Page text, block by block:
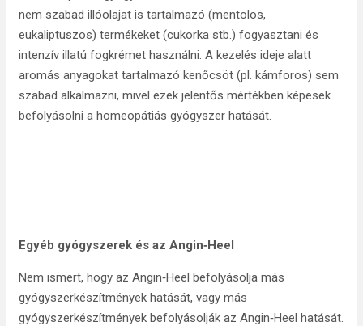
nem szabad illóolajat is tartalmazó (mentolos,
eukaliptuszos) termékeket (cukorka stb.) fogyasztani és
intenzív illatú fogkrémet használni. A kezelés ideje alatt
aromás anyagokat tartalmazó kenőcsöt (pl. kámforos) sem
szabad alkalmazni, mivel ezek jelentős mértékben képesek
befolyásolni a homeopátiás gyógyszer hatását.
Egyéb gyógyszerek és az Angin‑Heel
Nem ismert, hogy az Angin‑Heel befolyásolja más
gyógyszerkészítmények hatását, vagy más
gyógyszerkészítmények befolyásolják az Angin‑Heel hatását.